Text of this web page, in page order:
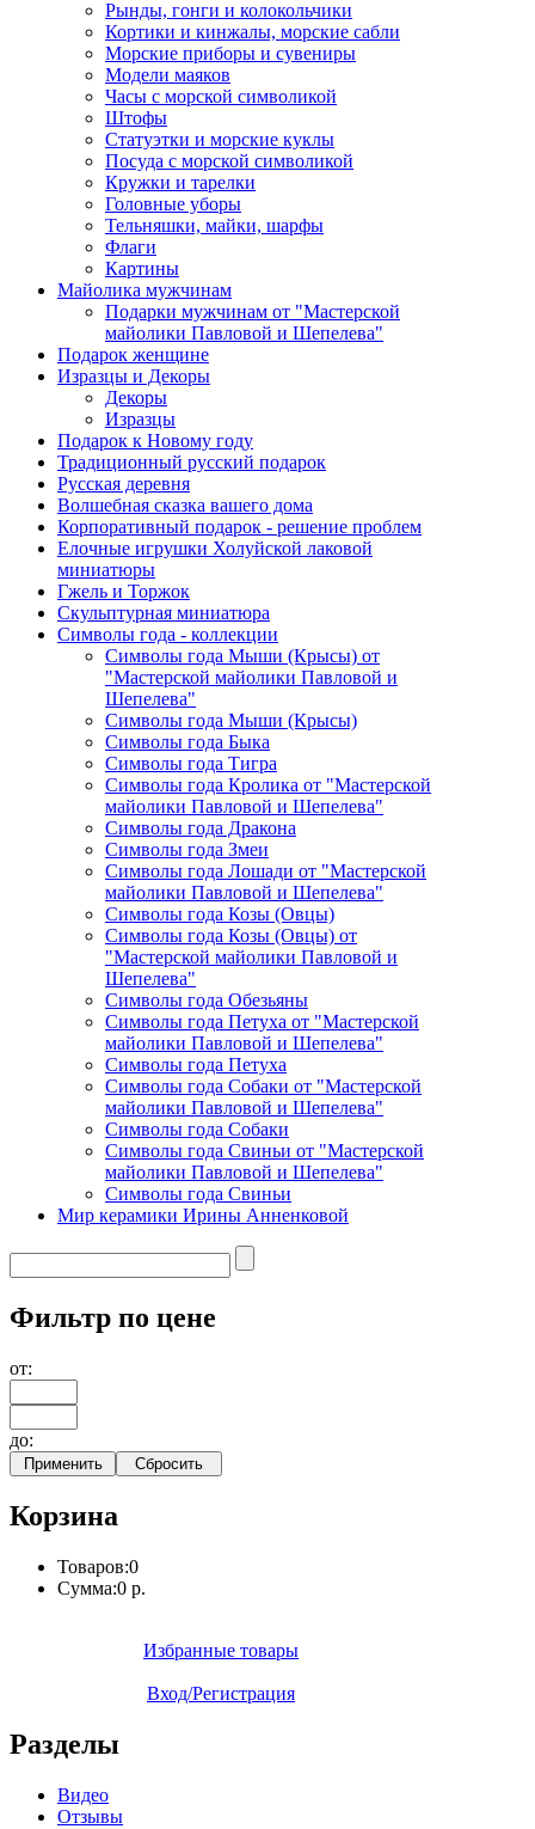
Рынды, гонги и колокольчики
Кортики и кинжалы, морские сабли
Морские приборы и сувениры
Модели маяков
Часы с морской символикой
Штофы
Статуэтки и морские куклы
Посуда с морской символикой
Кружки и тарелки
Головные уборы
Тельняшки, майки, шарфы
Флаги
Картины
Майолика мужчинам
Подарки мужчинам от "Мастерской
майолики Павловой и Шепелева"
Подарок женщине
Изразцы и Декоры
Декоры
Изразцы
Подарок к Новому году
Традиционный русский подарок
Русская деревня
Волшебная сказка вашего дома
Корпоративный подарок - решение проблем
Елочные игрушки Холуйской лаковой
миниатюры
Гжель и Торжок
Скульптурная миниатюра
Символы года - коллекции
Символы года Мыши (Крысы) от
"Мастерской майолики Павловой и
Шепелева"
Символы года Мыши (Крысы)
Символы года Быка
Символы года Тигра
Символы года Кролика от "Мастерской
майолики Павловой и Шепелева"
Символы года Дракона
Символы года Змеи
Символы года Лошади от "Мастерской
майолики Павловой и Шепелева"
Символы года Козы (Овцы)
Символы года Козы (Овцы) от
"Мастерской майолики Павловой и
Шепелева"
Символы года Обезьяны
Символы года Петуха от "Мастерской
майолики Павловой и Шепелева"
Символы года Петуха
Символы года Собаки от "Мастерской
майолики Павловой и Шепелева"
Символы года Собаки
Символы года Свиньи от "Мастерской
майолики Павловой и Шепелева"
Символы года Свиньи
Мир керамики Ирины Анненковой
Фильтр по цене
от:
до:
Корзина
Товаров:0
Сумма:0 р.
Избранные товары
Вход/Регистрация
Разделы
Видео
Отзывы